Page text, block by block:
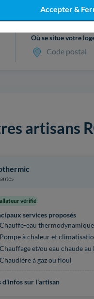
Accepter &
votre devis
Où se situe votre
Code postal
artisans
vérifié
services proposés
Chauffe-eau thermodynamique
Pompe à chaleur et
Chauffage et/ou eau chaude au
Chaudière à gaz ou fioul
d'infos sur l'artisan